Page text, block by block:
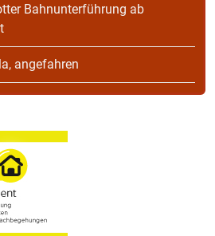
Bahnunterführung ab
angefahren